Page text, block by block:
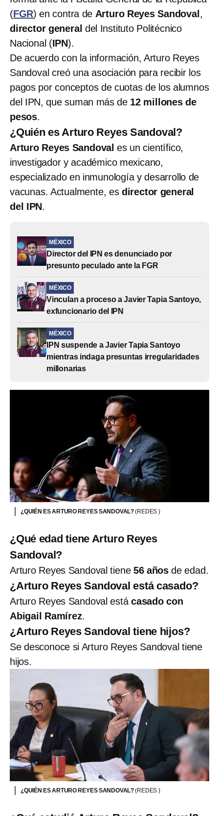
(FGR) en contra de Arturo Reyes Sandoval ,
director general del Instituto Politécnico
Nacional (IPN).
De acuerdo con la información, Arturo Reyes
Sandoval creó una asociación para recibir los
pagos por conceptos de cuotas de los alumnos
del IPN, que suman más de 12 millones de
pesos.
¿Quién es Arturo Reyes Sandoval?
Arturo Reyes Sandoval es un científico,
investigador y académico mexicano,
especializado en inmunología y desarrollo de
vacunas. Actualmente, es director general
del IPN.
MÉXICO
Director del IPN es denunciado por
presunto peculado ante la FGR
MÉXICO
Vinculan a proceso a Javier Tapia Santoyo,
exfuncionario del IPN
MÉXICO
IPN suspende a Javier Tapia Santoyo
mientras indaga presuntas irregularidades
millonarias
¿QUIÉN ES ARTURO REYES SANDOVAL?(REDES )
¿Qué edad tiene Arturo Reyes
Sandoval?
Arturo Reyes Sandoval tiene 56 años de edad.
¿Arturo Reyes Sandoval está casado?
Arturo Reyes Sandoval está casado con
Abigail Ramírez.
¿Arturo Reyes Sandoval tiene hijos?
Se desconoce si Arturo Reyes Sandoval tiene
hijos.
¿QUIÉN ES ARTURO REYES SANDOVAL?(REDES )